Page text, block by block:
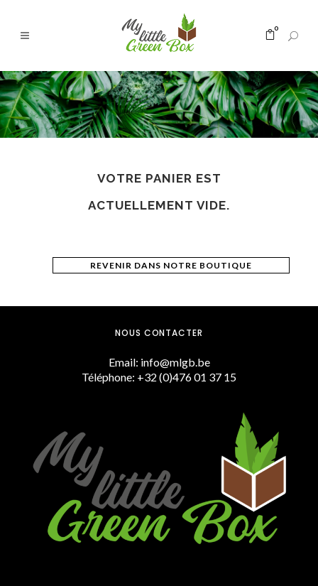
0
VOTRE PANIER EST
ACTUELLEMENT VIDE.
REVENIR DANS NOTRE BOUTIQUE
NOUS CONTACTER
Email: info@mlgb.be
Téléphone: +32 (0)476 01 37 15